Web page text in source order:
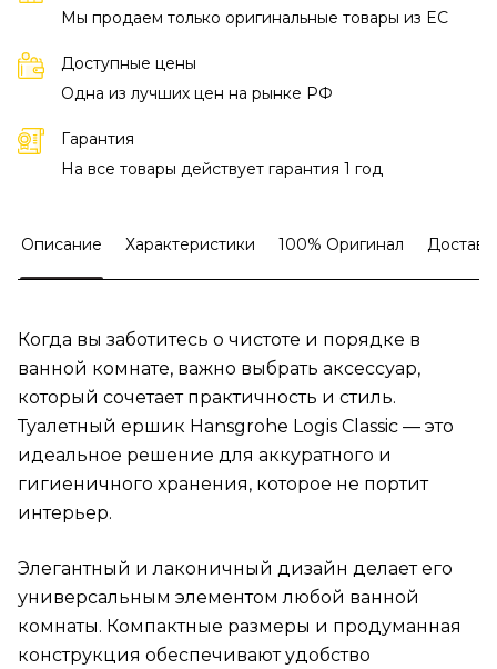
Мы продаем только оригинальные товары из EC
Доступные цены
Одна из лучших цен на рынке РФ
Гарантия
На все товары действует гарантия 1 год
Описание Характеристики 100% Оригинал
Когда вы заботитесь о чистоте и порядке в
ванной комнате, важно выбрать аксессуар,
который сочетает практичность и стиль.
Туалетный ершик Hansgrohe Logis Classic — это
идеальное решение для аккуратного и
гигиеничного хранения, которое не портит
интерьер.
Элегантный и лаконичный дизайн делает его
универсальным элементом любой ванной
комнаты. Компактные размеры и продуманная
конструкция обеспечивают удобство